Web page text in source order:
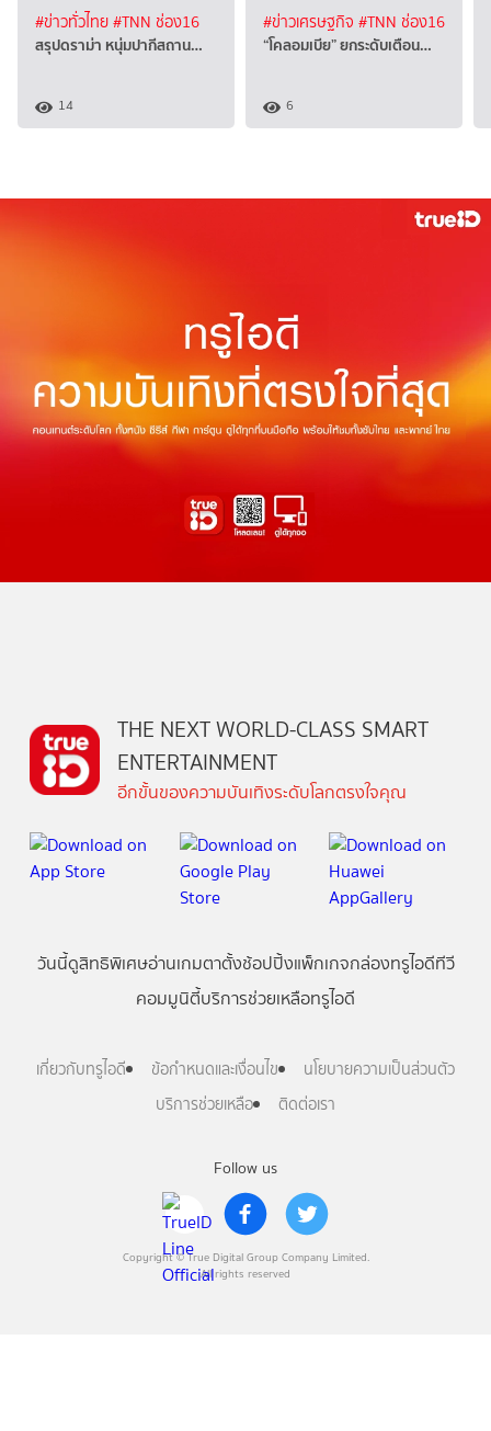
#ข่าวทั่วไทย#TNN ช่อง16
สรุปดราม่า หนุ่มปากีสถาน…
14
#ข่าวเศรษฐกิจ #TNN ช่อง16
“โคลอมเบีย” ยกระดับเตือน…
6
Follow us
Copyright © True Digital Group Company Limited.
All rights reserved
THE NEXT WORLD-CLASS SMART
ENTERTAINMENT
อีกขั้นของความบันเทิงระดับโลกตรงใจคุณ
วันนี้ดูสิทธิพิเศษอ่านเกมตาตั้งช้อปปิ้งแพ็กเกจกล่องทรูไอดีทีวี
คอมมูนิตี้บริการช่วยเหลือทรูไอดี
เกี่ยวกับทรูไอดี ข้อกำหนดและเงื่อนไข
นโยบายความเป็นส่วนตัว
บริการช่วยเหลือ
ติดต่อเรา